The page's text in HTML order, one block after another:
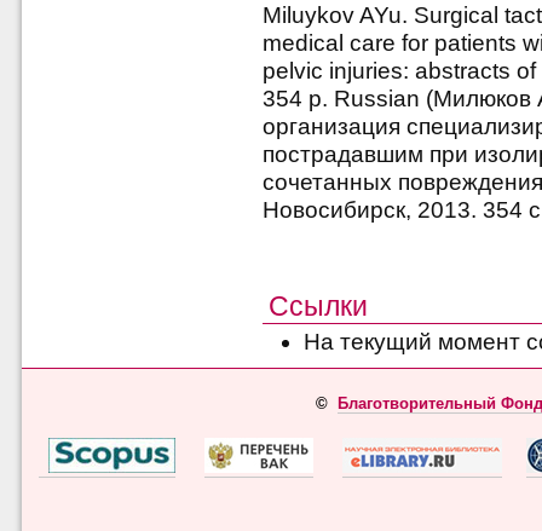
Miluykov AYu. Surgical
medical care for patients
pelvic injuries: abstracts
354 p. Russian (Милюков
организация
пострадавшим при
сочетанных
Новосибирск, 2013. 354
Ссылки
На текущий момент
© Благотворительный